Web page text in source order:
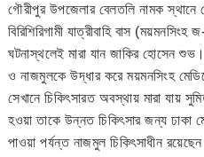
গৌরীপুর উপজেলার বেলতলি নামক স্থানে
বিরিশিরিগামী যাত্রীবাহি বাস
ঘটনাস্থলেই মারা যান জাকির হোসেন
ও নাজমুলকে উদ্ধার করে ময়মনসিংহ
সেখানে চিকিৎসারত অবস্থায় মারা
হওয়া তাকে উন্নত চিকিৎসার জন্য ঢাকা
পাওয়া পর্যন্ত নাজমুল চিকিৎসাধীন